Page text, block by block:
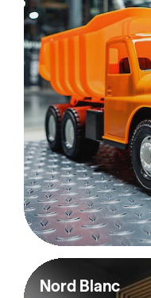
Nord Blanc